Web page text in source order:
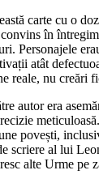
carte cu o
în
Personajele
atât
reale, nu creări
autor era
povești,
scriere al lui
alte Urme pe